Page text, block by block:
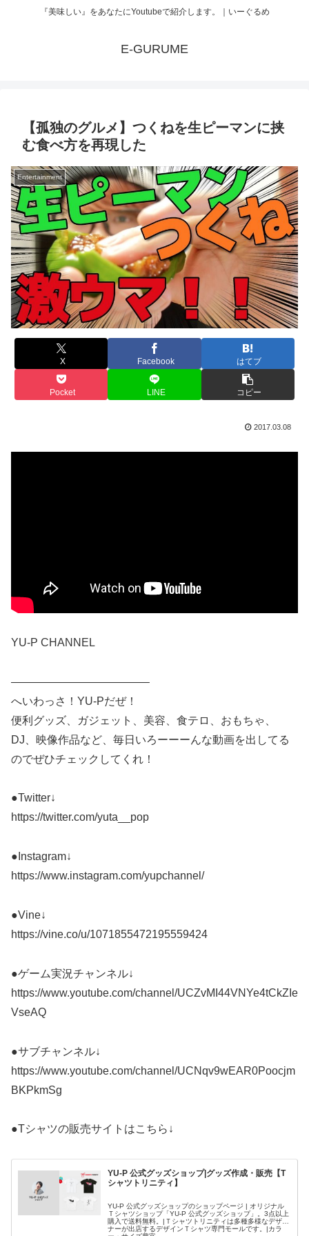
『美味しい』をあなたにYoutubeで紹介します。｜いーぐるめ
E-GURUME
【孤独のグルメ】つくねを生ピーマンに挟
む食べ方を再現した
Entertainment
X Facebook はてブ
Pocket LINE コピー
2017.03.08
YU-P CHANNEL
————————————–
へいわっさ！YU-Pだぜ！
便利グッズ、ガジェット、美容、食テロ、おもちゃ、
DJ、映像作品など、毎日いろーーーんな動画を出してる
のでぜひチェックしてくれ！
●Twitter↓
https://twitter.com/yuta__pop
●Instagram↓
https://www.instagram.com/yupchannel/
●Vine↓
https://vine.co/u/1071855472195559424
●ゲーム実況チャンネル↓
https://www.youtube.com/channel/UCZvMI44VNYe4tCkZIe
VseAQ
●サブチャンネル↓
https://www.youtube.com/channel/UCNqv9wEAR0Poocjm
BKPkmSg
●Tシャツの販売サイトはこちら↓
YU-P 公式グッズショップ|グッズ作成・販売【T
シャツトリニティ】
YU-P 公式グッズショップのショップページ | オリジナル
Ｔシャツショップ「YU-P 公式グッズショップ」。3点以上
購入で送料無料。|Ｔシャツトリニティは多種多様なデザイ
ナーが出店するデザインＴシャツ専門モールです。|カラ